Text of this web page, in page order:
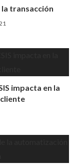
transacción
impacta en la